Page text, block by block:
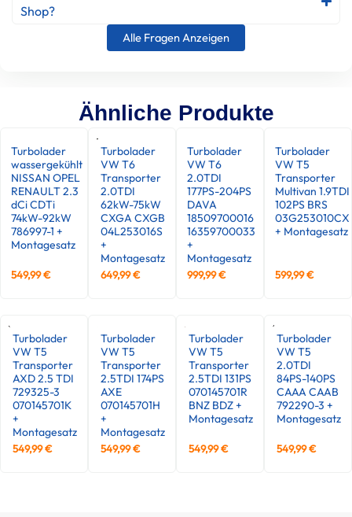
Shop?
Alle Fragen Anzeigen
Ähnliche Produkte
Turbolader
wassergekühlt
NISSAN OPEL
RENAULT 2.3
dCi CDTi
74kW-92kW
786997-1 +
Montagesatz
549,99€
Turbolader
VW T6
Transporter
2.0TDI
62kW-75kW
CXGA CXGB
04L253016S
+
Montagesatz
649,99€
Turbolader
VW T6
2.0TDI
177PS-204PS
DAVA
18509700016
16359700033
+
Montagesatz
999,99€
Turbolader
VW T5
Transporter
Multivan 1.9TDI
102PS BRS
03G253010CX
+ Montagesatz
599,99€
Turbolader
VW T5
Transporter
AXD 2.5 TDI
729325-3
070145701K
+
Montagesatz
549,99€
Turbolader
VW T5
Transporter
2.5TDI 174PS
AXE
070145701H
+
Montagesatz
549,99€
Turbolader
VW T5
Transporter
2.5TDI 131PS
070145701R
BNZ BDZ +
Montagesatz
549,99€
Turbolader
VW T5
2.0TDI
84PS-140PS
CAAA CAAB
792290-3 +
Montagesatz
549,99€